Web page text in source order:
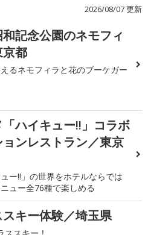
2026/08/07 更新
記念公園のネモフィ
京都
るネモフィラと花のブーケガー
「ハイキュー!!」コラボ
ョンレストラン／東京
ュー!!」の世界をホテルならでは
ュー全76種で楽しめる
キー体験／埼玉県